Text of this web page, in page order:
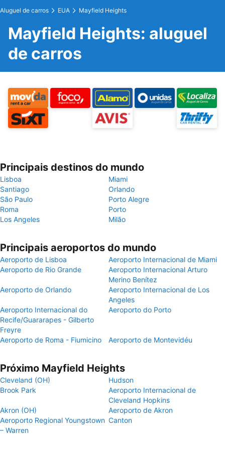
Aluguel de carros EUA Mayfield Heights
Mayfield Heights: aluguel
de carros
Principais destinos do mundo
Lisboa
Miami
Santiago
Orlando
São Paulo
Porto Alegre
Roma
Porto
Los Angeles
Milão
Principais aeroportos do mundo
Aeroporto de Lisboa
Aeroporto Internacional de Miami
Aeroporto de Rio Grande
Aeroporto Internacional Arturo
Merino Benítez
Aeroporto de Orlando
Aeroporto Internacional de Los
Angeles
Aeroporto Internacional do
Recife/Guararapes - Gilberto
Freyre
Aeroporto do Porto
Aeroporto de Roma - Fiumicino Aeroporto de Montevidéu
Próximo Mayfield Heights
Cleveland (OH)
Hudson
Brook Park
Aeroporto Internacional de
Cleveland Hopkins
Akron (OH)
Aeroporto de Akron
Aeroporto Regional Youngstown
– Warren
Canton